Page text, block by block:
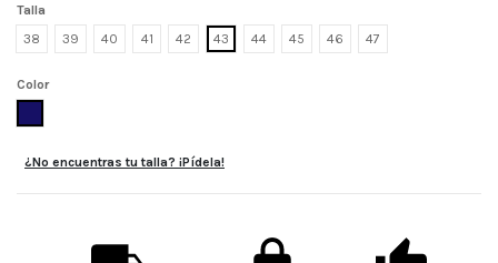
Talla
38
39 40 41 42 43 44 45 46 47
Color
¿No encuentras tu talla? ¡Pídela!